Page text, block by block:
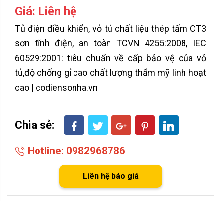
Giá: Liên hệ
Tủ điện điều khiển, vỏ tủ chất liệu thép tấm CT3
sơn tĩnh điện, an toàn TCVN 4255:2008, IEC
60529:2001: tiêu chuẩn về cấp bảo vệ của vỏ
tủ,độ chống gỉ cao chất lượng thẩm mỹ linh hoạt
cao | codiensonha.vn
Chia sẻ:
Hotline: 0982968786
Liên hệ báo giá